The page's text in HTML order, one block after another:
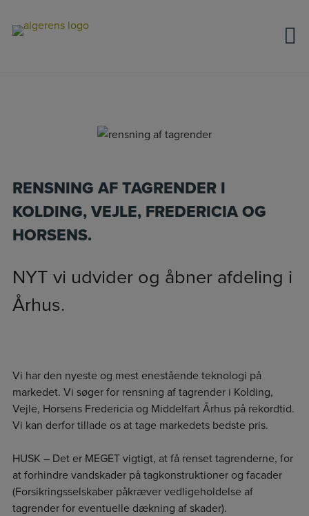
indholdet
RENSNING AF TAGRENDER I
KOLDING, VEJLE, FREDERICIA OG
HORSENS.
NYT vi udvider og åbner afdeling i
Århus.
Vi har den nyeste og mest enestående teknologi på
markedet. Vi søger for rensning af tagrender i Kolding,
Vejle, Horsens Fredericia og Middelfart Århus på rekordtid.
Vi kan derfor tillade os at tage markedets bedste pris.
HUSK – ​Det er MEGET vigtigt, at få renset tagrenderne, for
at forhindre vandskader på tagkonstruktioner og facader
(Forsikringsselskaber påkræver vedligeholdelse af
tagrender for eventuelle dækning af skader).